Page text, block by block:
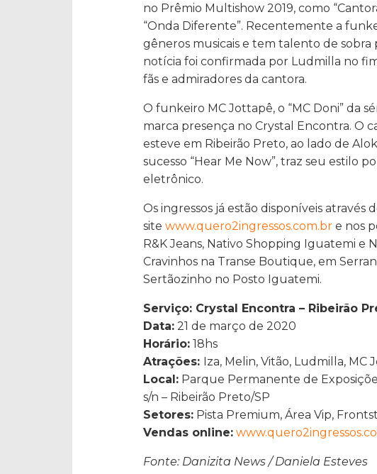
no Prêmio Multishow 2019, como
“Onda Diferente”. Recentemente a
gêneros musicais e tem talento de sobra
notícia foi confirmada por Ludmilla no
fãs e admiradores da cantora.
O funkeiro MC Jottapê, o “MC Doni” da
marca presença no Crystal Encontra. O
esteve em Ribeirão Preto, ao lado de
sucesso “Hear Me Now”, traz seu estilo
eletrônico.
Os ingressos já estão disponíveis através
site www.quero2ingressos.com.br e nos
R&K Jeans, Nativo Shopping Iguatemi e
Cravinhos na Transe Boutique, em
Sertãozinho no Posto Iguatemi.
Serviço: Crystal Encontra – Ribeirão
Data: 21 de março de 2020
Horário: 18hs
Atrações: Iza, Melin, Vitão, Ludmilla, MC
Local: Parque Permanente de
s/n – Ribeirão Preto/SP
Setores: Pista Premium, Área Vip,
Vendas online:
Fonte: Danizita News / Daniela Esteves